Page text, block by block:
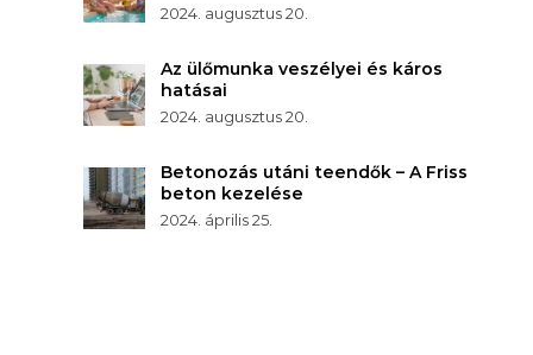
2024. augusztus 20.
Az ülőmunka veszélyei és káros
hatásai
2024. augusztus 20.
Betonozás utáni teendők – A Friss
beton kezelése
2024. április 25.